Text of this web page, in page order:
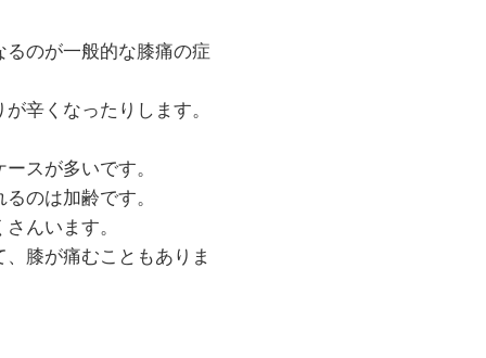
のが一般的な膝痛の症
辛くなったりします。
スが多いです。
のは加齢です。
んいます。
膝が痛むこともありま